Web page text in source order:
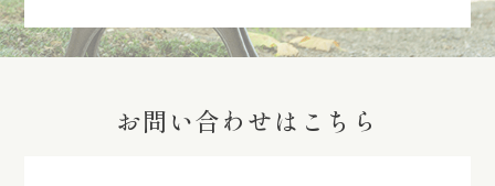
お問い合わせはこちら